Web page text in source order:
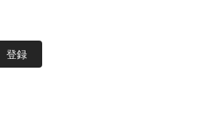
登録